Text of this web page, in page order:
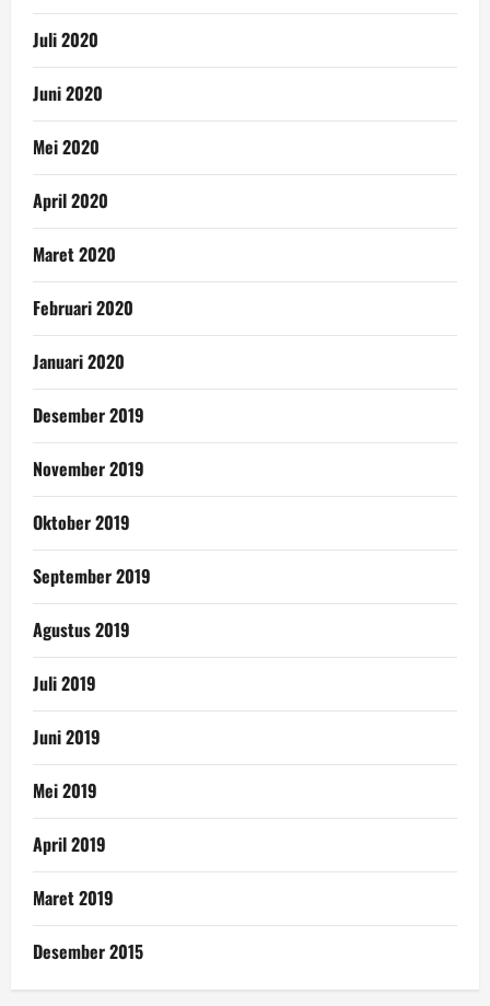
Juli 2020
Juni 2020
Mei 2020
April 2020
Maret 2020
Februari 2020
Januari 2020
Desember 2019
November 2019
Oktober 2019
September 2019
Agustus 2019
Juli 2019
Juni 2019
Mei 2019
April 2019
Maret 2019
Desember 2015